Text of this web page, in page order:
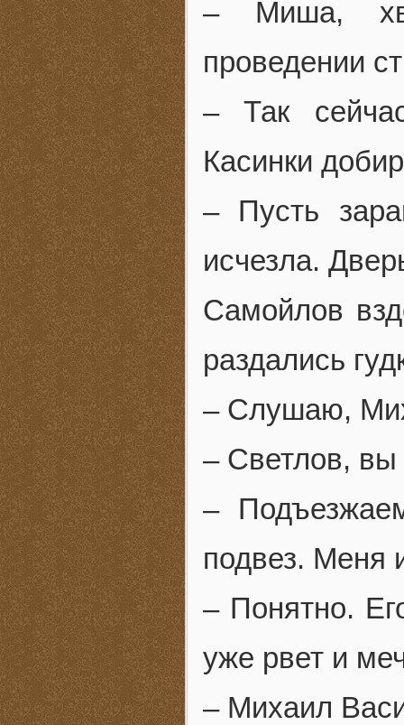
– Миша,
проведении
– Так
Касинки
– Пусть
исчезла.
Самойлов
раздались
– Слушаю,
– Светлов, вы
–
подвез. Меня
– Понятно.
уже рвет и
– Михаил